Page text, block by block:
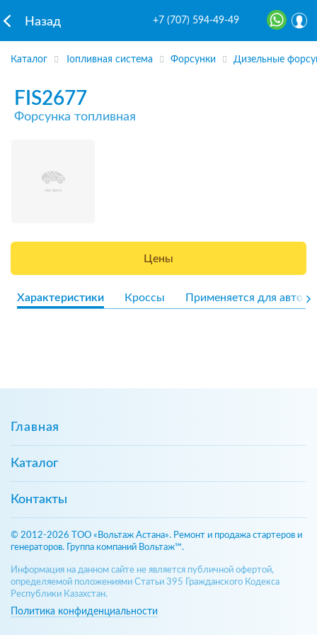
Назад +7 (707) 594-49-49
Каталог Топливная система Форсунки Дизельные
FIS2677
Форсунка топливная
Цены
Характеристики Кроссы Применяется для авто
Главная
Каталог
Контакты
© 2012-2026 ТОО «Вольтаж Астана». Ремонт и продажа стартеров и
генераторов. Группа компаний Вольтаж™.
Информация на данном сайте не является публичной офертой,
определяемой положениями Статьи 395 Гражданского Кодекса
Республики Казахстан.
Политика конфиденциальности